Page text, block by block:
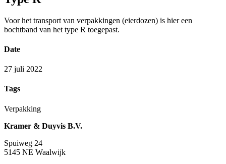
Voor het transport van verpakkingen (eierdozen) is hier een
bochtband van het type R toegepast.
Date
27 juli 2022
Tags
Verpakking
Kramer & Duyvis B.V.
Spuiweg 24
5145 NE Waalwijk